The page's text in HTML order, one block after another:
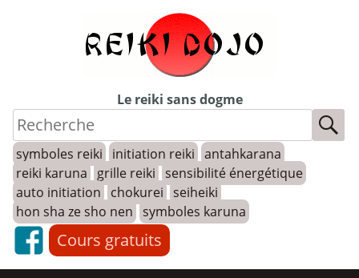
Le reiki sans dogme
symboles reiki initiation reiki antahkarana
reiki karuna
grille reiki sensibilité énergétique
auto initiation
chokurei seiheiki
hon sha ze sho nen symboles karuna
Cours gratuits